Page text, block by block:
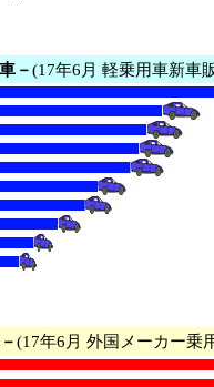
－(17年6月 軽乗用車新車
(17年6月 外国メーカー乗